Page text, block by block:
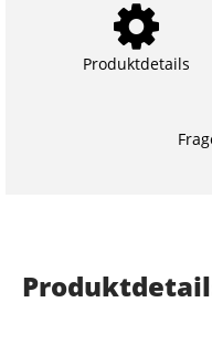
Produktdetails